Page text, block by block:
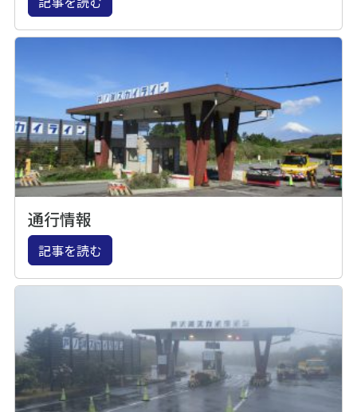
通行情報
記事を読む